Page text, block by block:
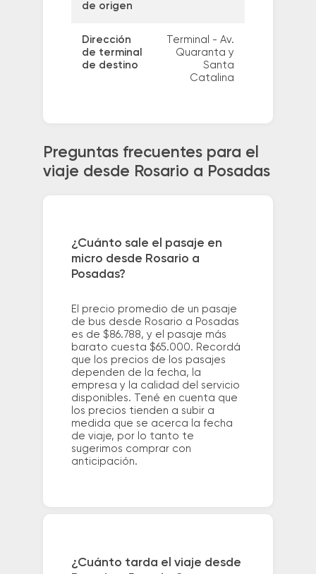
de origen
Dirección
de terminal
de destino
Terminal - Av.
Quaranta y
Santa
Catalina
Preguntas frecuentes para el
viaje desde Rosario a Posadas
¿Cuánto sale el pasaje en
micro desde Rosario a
Posadas?
El precio promedio de un pasaje
de bus desde Rosario a Posadas
es de $86.788, y el pasaje más
barato cuesta $65.000. Recordá
que los precios de los pasajes
dependen de la fecha, la
empresa y la calidad del servicio
disponibles. Tené en cuenta que
los precios tienden a subir a
medida que se acerca la fecha
de viaje, por lo tanto te
sugerimos comprar con
anticipación.
¿Cuánto tarda el viaje desde